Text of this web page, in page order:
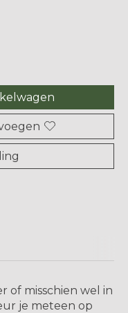
of misschien wel in
je meteen op